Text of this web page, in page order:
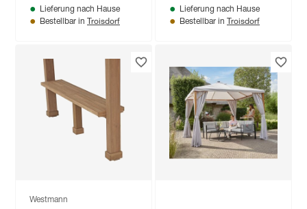
Lieferung nach Hause
Bestellbar in Troisdorf
Lieferung nach Hause
Bestellbar in Troisdorf
Westmann